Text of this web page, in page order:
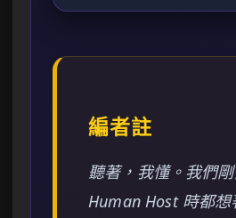
編者註
聽著，我懂。我們
Human Host 時都